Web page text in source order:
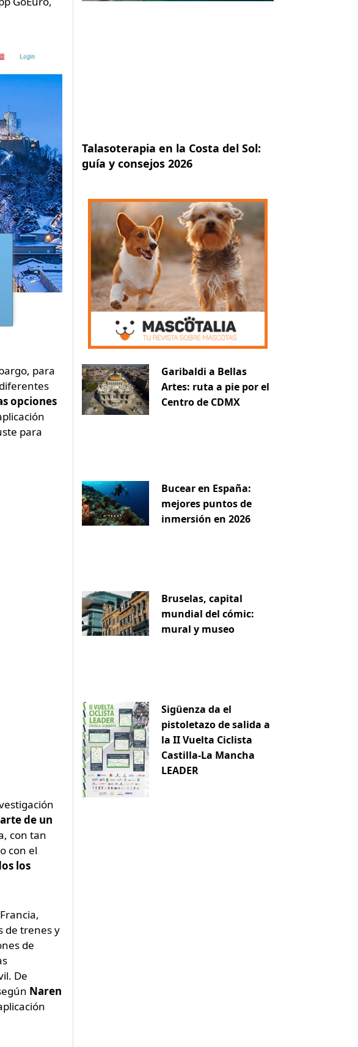
para
opciones
para
de un
con tan
con el
los
de trenes y
de
De
Naren
Talasoterapia en la Costa del Sol:
guía y consejos 2026
Garibaldi a Bellas
Artes: ruta a pie por el
Centro de CDMX
Bucear en España:
mejores puntos de
inmersión en 2026
Bruselas, capital
mundial del cómic:
mural y museo
Sigüenza da el
pistoletazo de salida a
la II Vuelta Ciclista
Castilla-La Mancha
LEADER